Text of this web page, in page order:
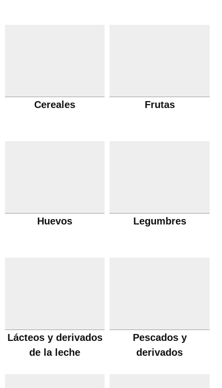
Cereales Frutas
Huevos Legumbres
Lácteos y derivados
de la leche
Pescados y
derivados